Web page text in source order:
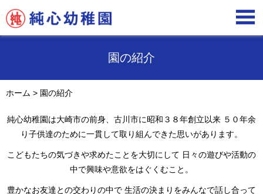

園の紹介
ホーム > 園の紹介
純心幼稚園は大崎市の前身、古川市に昭和３８年創立以来 ５０年余
り子供達のために一貫して取り組んできた思いがあります。
こどもたちの気づきや求めたことを大切にして 日々の遊びや活動の
中で興味や意欲をはぐくむこと。
豊かなお友達との交わりの中で 生活の決まりをみんなで話し合って